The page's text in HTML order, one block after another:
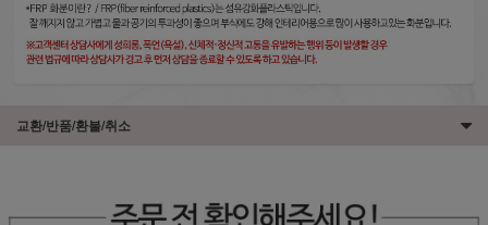
교환/반품/환불/취소